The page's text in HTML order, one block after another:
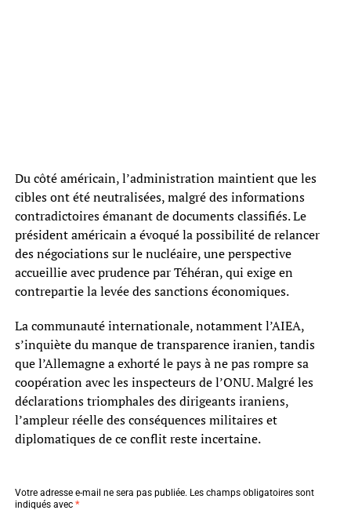
Du côté américain, l’administration maintient que les
cibles ont été neutralisées, malgré des informations
contradictoires émanant de documents classifiés. Le
président américain a évoqué la possibilité de relancer
des négociations sur le nucléaire, une perspective
accueillie avec prudence par Téhéran, qui exige en
contrepartie la levée des sanctions économiques.
La communauté internationale, notamment l’AIEA,
s’inquiète du manque de transparence iranien, tandis
que l’Allemagne a exhorté le pays à ne pas rompre sa
coopération avec les inspecteurs de l’ONU. Malgré les
déclarations triomphales des dirigeants iraniens,
l’ampleur réelle des conséquences militaires et
diplomatiques de ce conflit reste incertaine.
Votre adresse e-mail ne sera pas publiée. Les champs obligatoires sont
indiqués avec *